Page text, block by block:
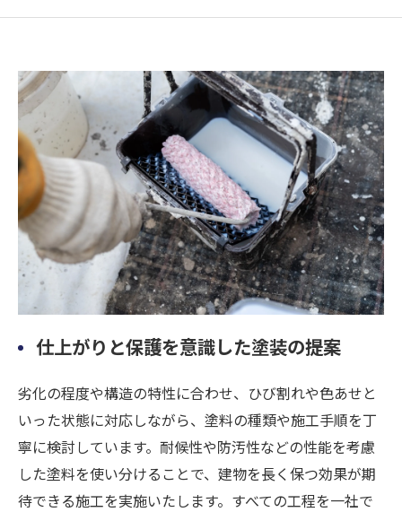
仕上がりと保護を意識した塗装の提案
劣化の程度や構造の特性に合わせ、ひび割れや色あせと
いった状態に対応しながら、塗料の種類や施工手順を丁
寧に検討しています。耐候性や防汚性などの性能を考慮
した塗料を使い分けることで、建物を長く保つ効果が期
待できる施工を実施いたします。すべての工程を一社で